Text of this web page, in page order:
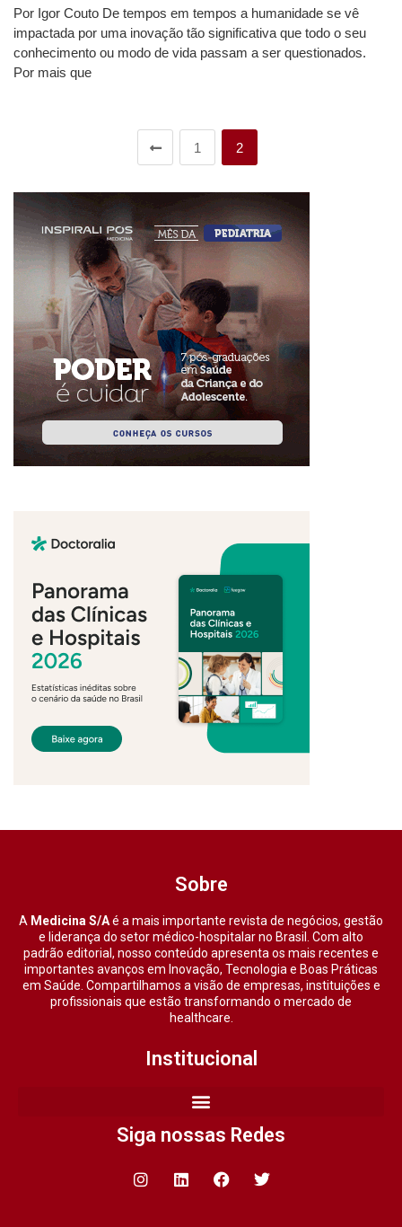
Por Igor Couto De tempos em tempos a humanidade se vê
impactada por uma inovação tão significativa que todo o seu
conhecimento ou modo de vida passam a ser questionados.
Por mais que
1 2
Sobre
A Medicina S/Aé a mais importante revista de negócios, gestão
e liderança do setor médico-hospitalar no Brasil. Com alto
padrão editorial, nosso conteúdo apresenta os mais recentes e
importantes avanços em Inovação, Tecnologia e Boas Práticas
em Saúde. Compartilhamos a visão de empresas, instituições e
profissionais que estão transformando o mercado de
healthcare.
Institucional
Siga nossas Redes